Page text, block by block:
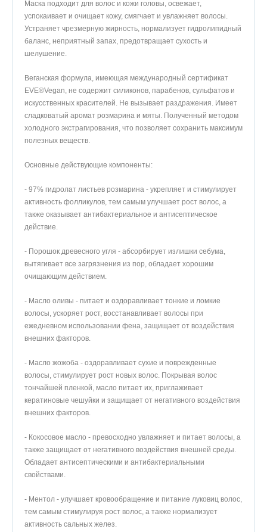
Маска подходит для волос и кожи головы, освежает,
успокаивает и очищает кожу, смягчает и увлажняет волосы.
Устраняет чрезмерную жирность, нормализует гидролипидный
баланс, неприятный запах, предотвращает сухость и
шелушение.
Веганская формула, имеющая международный сертификат
EVE®Vegan, не содержит силиконов, парабенов, сульфатов и
искусственных красителей. Не вызывает раздражения. Имеет
сладковатый аромат розмарина и мяты. Полученный методом
холодного экстрагирования, что позволяет сохранить максимум
полезных веществ.
Основные действующие компоненты:
- 97% гидролат листьев розмарина - укрепляет и стимулирует
активность фолликулов, тем самым улучшает рост волос, а
также оказывает антибактериальное и антисептическое
действие.
- Порошок древесного угля - абсорбирует излишки себума,
вытягивает все загрязнения из пор, обладает хорошим
очищающим действием.
- Масло оливы - питает и оздоравливает тонкие и ломкие
волосы, ускоряет рост, восстанавливает волосы при
ежедневном использовании фена, защищает от воздействия
внешних факторов.
- Масло жожоба - оздоравливает сухие и поврежденные
волосы, стимулирует рост новых волос. Покрывая волос
тончайшей пленкой, масло питает их, приглаживает
кератиновые чешуйки и защищает от негативного воздействия
внешних факторов.
- Кокосовое масло - превосходно увлажняет и питает волосы, а
также защищает от негативного воздействия внешней среды.
Обладает антисептическими и антибактериальными
свойствами.
- Ментол - улучшает кровообращение и питание луковиц волос,
тем самым стимулируя рост волос, а также нормализует
активность сальных желез.